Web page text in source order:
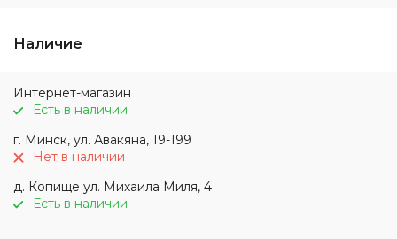
Наличие
Интернет-магазин
Есть в наличии
г. Минск, ул. Авакяна, 19-199
Нет в наличии
д. Копище ул. Михаила Миля, 4
Есть в наличии